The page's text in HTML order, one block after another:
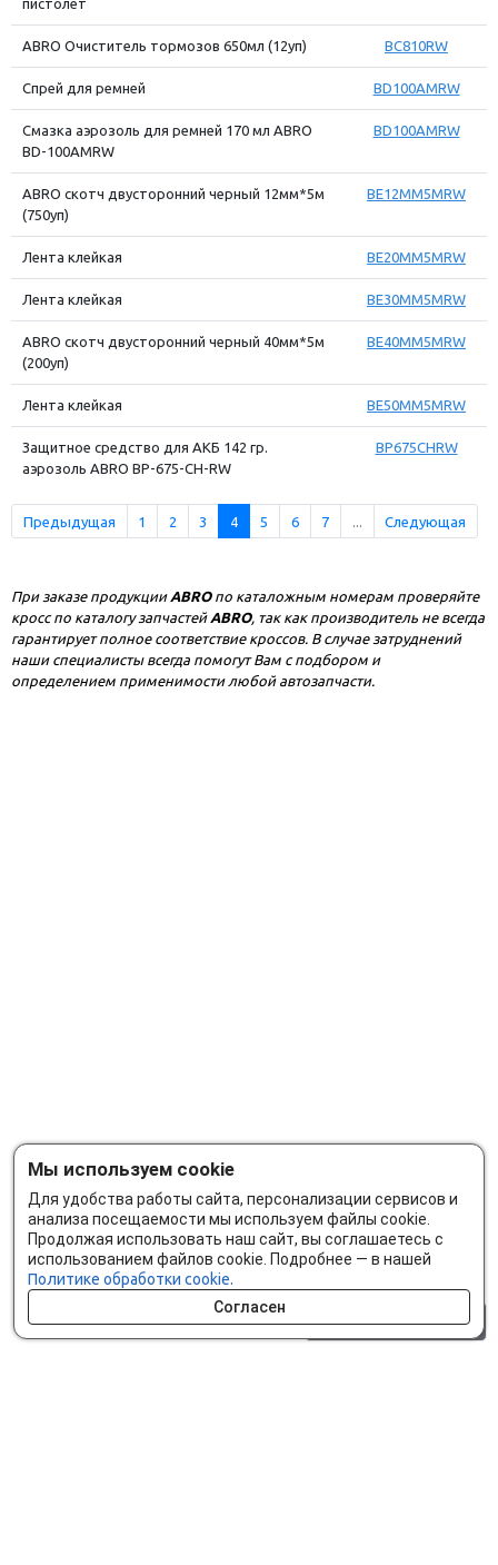
пистолет
ABRO Очиститель тормозов 650мл (12уп) BC810RW
Спрей для ремней BD100AMRW
Смазка аэрозоль для ремней 170 мл ABRO
BD-100АМRW
BD100АМRW
ABRO скотч двусторонний черный 12мм*5м
(750уп)
BE12MM5MRW
Лента клейкая BE20MM5MRW
Лента клейкая BE30MM5MRW
ABRO скотч двусторонний черный 40мм*5м
(200уп)
BE40MM5MRW
Лента клейкая BE50MM5MRW
Защитное средство для АКБ 142 гр.
аэрозоль ABRO BP-675-CH-RW
BP675CHRW
Предыдущая 1 2 3 4 5 6 7 Следующая
При заказе продукции ABROпо каталожным номерам проверяйте
кросс по каталогу запчастейABRO, так как производитель не всегда
гарантирует полное соответствие кроссов. В случае затруднений
наши специалисты всегда помогут Вам с подбором и
определением применимости любой автозапчасти.
Мы используем cookie
Для удобства работы сайта, персонализации сервисов и
анализа посещаемости мы используем файлы cookie.
Продолжая использовать наш сайт, вы соглашаетесь с
использованием файлов cookie. Подробнее — в нашей
Политике обработки cookie.
Согласен